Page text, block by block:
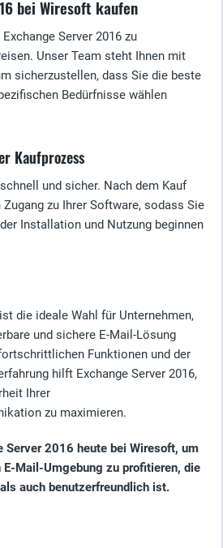
bei Wiresoft kaufen
Server 2016 zu
Unser Team steht Ihnen mit
sicherzustellen, dass Sie die beste
Bedürfnisse wählen
Kaufprozess
und sicher. Nach dem Kauf
zu Ihrer Software, sodass Sie
Installation und Nutzung beginnen
die ideale Wahl für Unternehmen,
und sichere E-Mail-Lösung
Funktionen und der
hilft Exchange Server 2016,
Ihrer
zu maximieren.
Server 2016 heute bei Wiresoft, um
Mail-Umgebung zu profitieren, die
auch benutzerfreundlich ist.